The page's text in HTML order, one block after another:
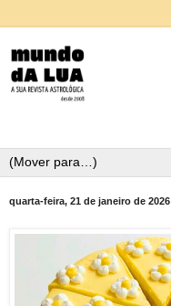
quarta-feira, 21 de janeiro de 2026